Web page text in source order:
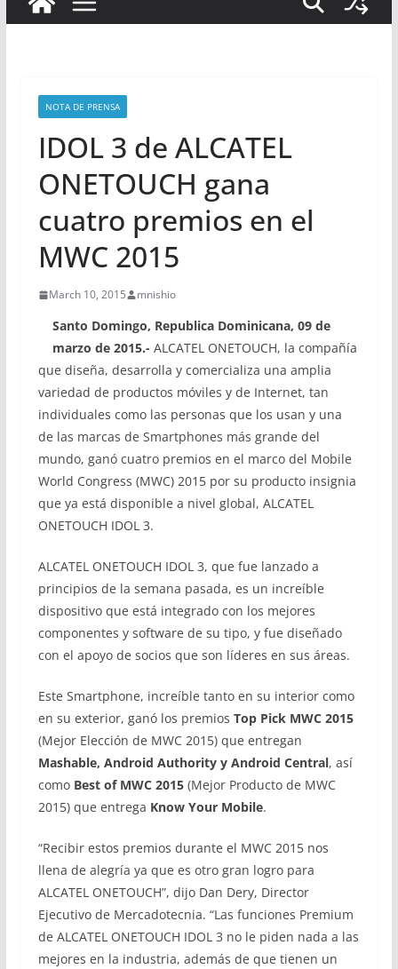
NOTA DE PRENSA
IDOL 3 de ALCATEL
ONETOUCH gana
cuatro premios en el
MWC 2015
March 10, 2015 mnishio
Santo Domingo, Republica Dominicana, 09 de
marzo de 2015.- ALCATEL ONETOUCH, la compañía
que diseña, desarrolla y comercializa una amplia
variedad de productos móviles y de Internet, tan
individuales como las personas que los usan y una
de las marcas de Smartphones más grande del
mundo, ganó cuatro premios en el marco del Mobile
World Congress (MWC) 2015 por su producto insignia
que ya está disponible a nivel global, ALCATEL
ONETOUCH IDOL 3.
ALCATEL ONETOUCH IDOL 3, que fue lanzado a
principios de la semana pasada, es un increíble
dispositivo que está integrado con los mejores
componentes y software de su tipo, y fue diseñado
con el apoyo de socios que son líderes en sus áreas.
Este Smartphone, increíble tanto en su interior como
en su exterior, ganó los premios Top Pick MWC 2015
(Mejor Elección de MWC 2015) que entregan
Mashable, Android Authority y Android Central, así
como Best of MWC 2015(Mejor Producto de MWC
2015) que entrega Know Your Mobile.
“Recibir estos premios durante el MWC 2015 nos
llena de alegría ya que es otro gran logro para
ALCATEL ONETOUCH”, dijo Dan Dery, Director
Ejecutivo de Mercadotecnia. “Las funciones Premium
de ALCATEL ONETOUCH IDOL 3 no le piden nada a las
mejores en la industria, además de que tienen un